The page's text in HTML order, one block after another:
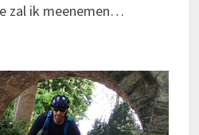
zal ik meenemen…